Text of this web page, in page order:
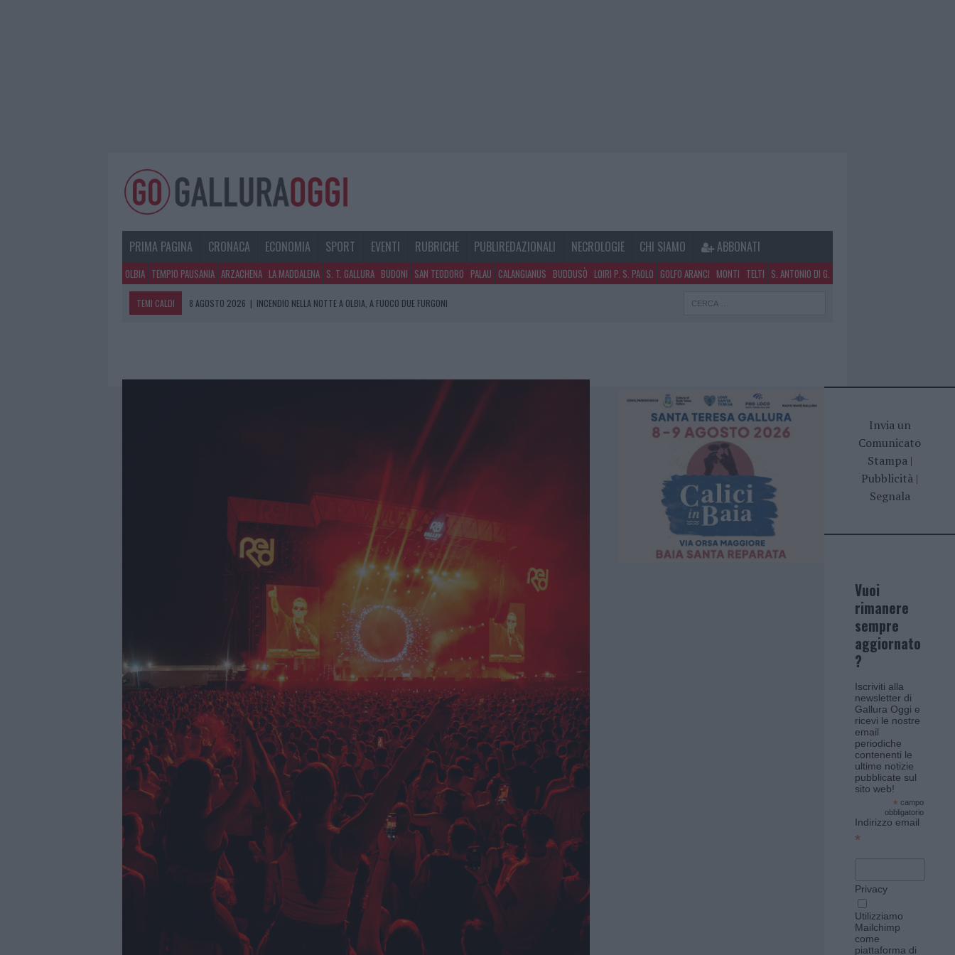
PRIMA PAGINA CRONACA ECONOMIA SPORT EVENTI RUBRICHE PUBLIREDAZIONALI NECROLOGIE CHI SIAMO ABBONATI
OLBIA TEMPIO PAUSANIA ARZACHENA LA MADDALENA S. T. GALLURA BUDONI SAN TEODORO PALAU CALANGIANUS BUDDUSÒ LOIRI P. S. PAOLO GOLFO ARANCI MONTI TELTI S. ANTONIO DI G.
TEMI CALDI 8 AGOSTO 2026 | INCENDIO NELLA NOTTE A OLBIA, A FUOCO DUE FURGONI
Invia un
Comunicato
Stampa|
Pubblicità |
Segnala
Vuoi
rimanere
sempre
aggiornato
?
Iscriviti alla
newsletter di
Gallura Oggi e
ricevi le nostre
email
periodiche
contenenti le
ultime notizie
pubblicate sul
sito web!
* campo
obbligatorio
Indirizzo email
*
Privacy
Utilizziamo
Mailchimp
come
piattaforma di